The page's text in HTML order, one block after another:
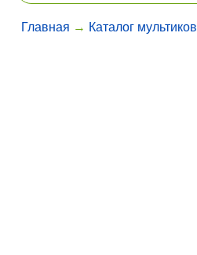
Главная → Каталог мультиков